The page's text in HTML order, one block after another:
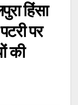
हिंसा
पर
की